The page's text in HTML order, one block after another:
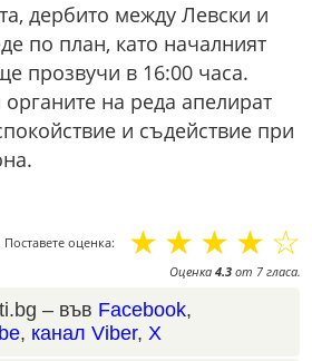
дербито между Левски и
по план, като началният
прозвучи в 16:00 часа.
на реда апелират
и съдействие при
Поставете оценка: ☆
☆
☆
☆
☆
Оценка 4.3 от 7 гласа.
– във Facebook,
, канал Viber, X